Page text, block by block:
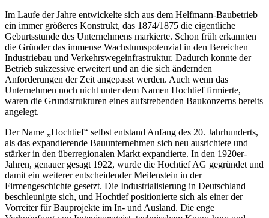
Im Laufe der Jahre entwickelte sich aus dem Helfmann-Baubetrieb
ein immer größeres Konstrukt, das 1874/1875 die eigentliche
Geburtsstunde des Unternehmens markierte. Schon früh erkannten
die Gründer das immense Wachstumspotenzial in den Bereichen
Industriebau und Verkehrswegeinfrastruktur. Dadurch konnte der
Betrieb sukzessive erweitert und an die sich ändernden
Anforderungen der Zeit angepasst werden. Auch wenn das
Unternehmen noch nicht unter dem Namen Hochtief firmierte,
waren die Grundstrukturen eines aufstrebenden Baukonzerns bereits
angelegt.
Der Name „Hochtief“ selbst entstand Anfang des 20. Jahrhunderts,
als das expandierende Bauunternehmen sich neu ausrichtete und
stärker in den überregionalen Markt expandierte. In den 1920er-
Jahren, genauer gesagt 1922, wurde die Hochtief AG gegründet und
damit ein weiterer entscheidender Meilenstein in der
Firmengeschichte gesetzt. Die Industrialisierung in Deutschland
beschleunigte sich, und Hochtief positionierte sich als einer der
Vorreiter für Bauprojekte im In- und Ausland. Die enge